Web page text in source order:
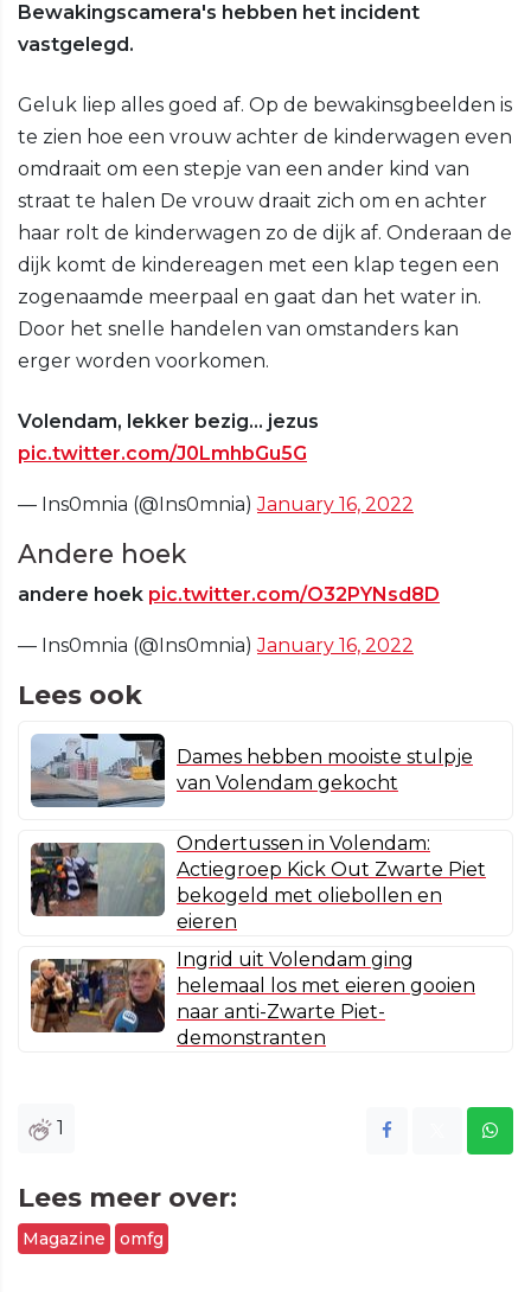
Bewakingscamera's hebben het incident
vastgelegd.
Geluk liep alles goed af. Op de bewakinsgbeelden is
te zien hoe een vrouw achter de kinderwagen even
omdraait om een stepje van een ander kind van
straat te halen De vrouw draait zich om en achter
haar rolt de kinderwagen zo de dijk af. Onderaan de
dijk komt de kindereagen met een klap tegen een
zogenaamde meerpaal en gaat dan het water in.
Door het snelle handelen van omstanders kan
erger worden voorkomen.
Volendam, lekker bezig... jezus
pic.twitter.com/J0LmhbGu5G
— Ins0mnia (@Ins0mnia)January 16, 2022
Andere hoek
andere hoek pic.twitter.com/O32PYNsd8D
— Ins0mnia (@Ins0mnia)January 16, 2022
Lees ook
Dames hebben mooiste stulpje
van Volendam gekocht
Ondertussen in Volendam:
Actiegroep Kick Out Zwarte Piet
bekogeld met oliebollen en
eieren
Ingrid uit Volendam ging
helemaal los met eieren gooien
naar anti-Zwarte Piet-
demonstranten
1
Lees meer over:
Magazine omfg